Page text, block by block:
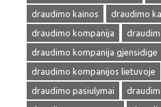
draudimo kainos
draudimo
draudimo kompanija
draudimo kompanija gjensidige
draudimo kompanijos lietuvoje
draudimo pasiulymai